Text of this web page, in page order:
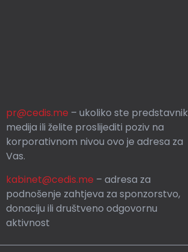
pr@cedis.me – ukoliko ste predstavnik
medija ili želite proslijediti poziv na
korporativnom nivou ovo je adresa za
Vas.
kabinet@cedis.me – adresa za
podnošenje zahtjeva za sponzorstvo,
donaciju ili društveno odgovornu
aktivnost